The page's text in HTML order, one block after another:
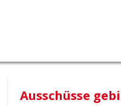
Ausschüsse